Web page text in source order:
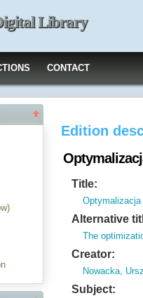
Library
CONTACT
Edition
Title:
Optymalizacja
Alternative
The
Creator:
Nowacka,
Subject: